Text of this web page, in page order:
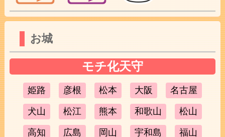
お城
モチ化天守
姫路 彦根 松本 大阪 名古屋
犬山 松江 熊本 和歌山 松山
高知 広島 岡山 宇和島 福山